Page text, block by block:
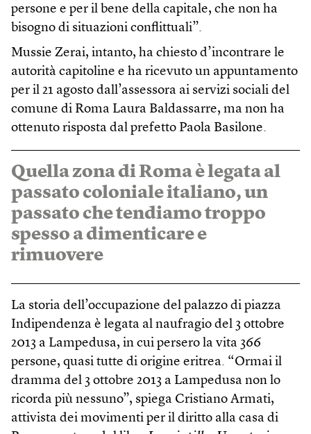
persone e per il bene della capitale, che non ha
bisogno di situazioni conflittuali”.
Mussie Zerai, intanto, ha chiesto d’incontrare le
autorità capitoline e ha ricevuto un appuntamento
per il 21 agosto dall’assessora ai servizi sociali del
comune di Roma Laura Baldassarre, ma non ha
ottenuto risposta dal prefetto Paola Basilone.
Quella zona di Roma è legata al
passato coloniale italiano, un
passato che tendiamo troppo
spesso a dimenticare e
rimuovere
La storia dell’occupazione del palazzo di piazza
Indipendenza è legata al naufragio del 3 ottobre
2013 a Lampedusa, in cui persero la vita 366
persone, quasi tutte di origine eritrea. “Ormai il
dramma del 3 ottobre 2013 a Lampedusa non lo
ricorda più nessuno”, spiega Cristiano Armati,
attivista dei movimenti per il diritto alla casa di